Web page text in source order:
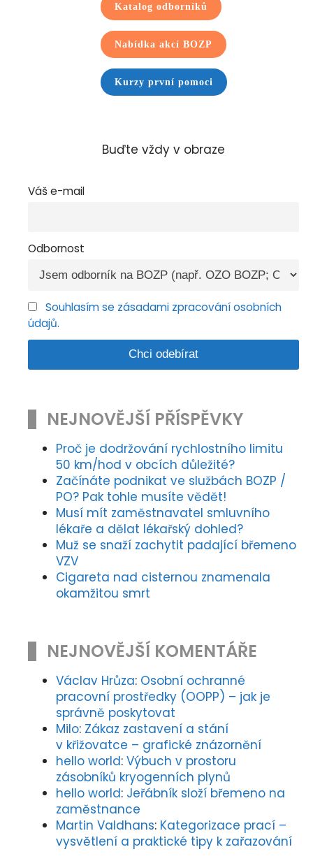
Katalog odborníků
Nabídka akcí BOZP
Kurzy první pomoci
Buďte vždy v obraze
Váš e-mail
Odbornost
Souhlasím se zásadami zpracování osobních
údajů.
NEJNOVĚJŠÍ PŘÍSPĚVKY
Proč je dodržování rychlostního limitu
50 km/hod v obcích důležité?
Začínáte podnikat ve službách BOZP /
PO? Pak tohle musíte vědět!
Musí mít zaměstnavatel smluvního
lékaře a dělat lékařský dohled?
Muž se snaží zachytit padající břemeno
VZV
Cigareta nad cisternou znamenala
okamžitou smrt
NEJNOVĚJŠÍ KOMENTÁŘE
Václav Hrůza: Osobní ochranné
pracovní prostředky (OOPP) – jak je
správně poskytovat
Milo: Zákaz zastavení a stání
v křižovatce – grafické znázornění
hello world: Výbuch v prostoru
zásobníků kryogenních plynů
hello world: Jeřábník složí břemeno na
zaměstnance
Martin Valdhans: Kategorizace prací –
vysvětlení a praktické tipy k zařazování